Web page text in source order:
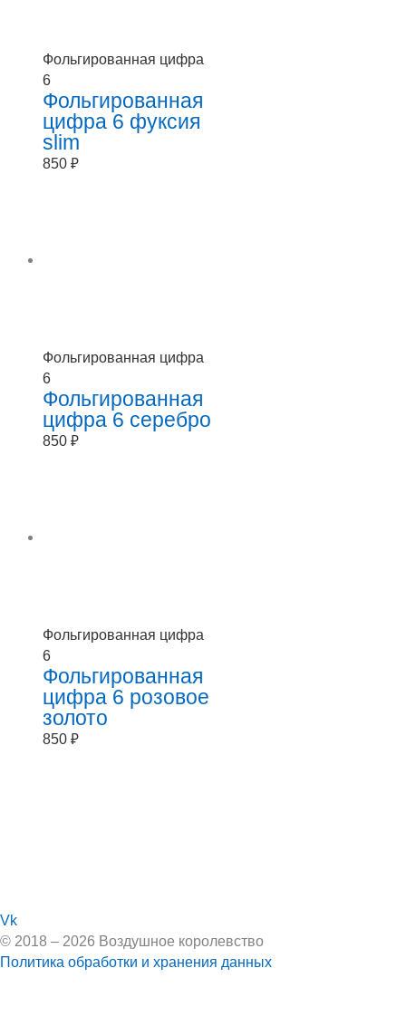
Фольгированная цифра
6
Фольгированная
цифра 6 фуксия
slim
850 ₽
Фольгированная цифра
6
Фольгированная
цифра 6 серебро
850 ₽
Фольгированная цифра
6
Фольгированная
цифра 6 розовое
золото
850 ₽
Vk
© 2018 – 2026 Воздушное королевство
Политика обработки и хранения данных